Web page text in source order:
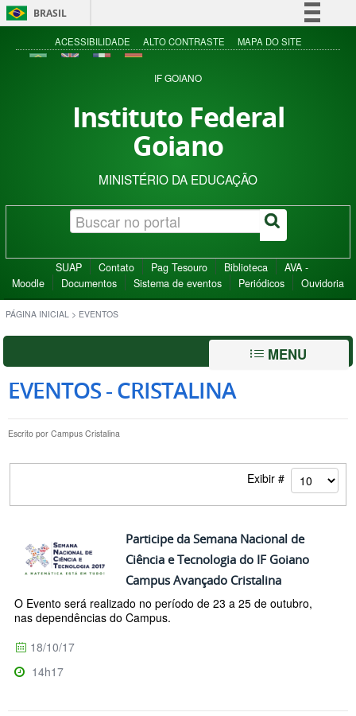
BRASIL
Simplifique!
Acesso à informação
ACESSIBILIDADE ALTO CONTRASTE MAPA DO SITE
IF GOIANO
Instituto Federal
Goiano
MINISTÉRIO DA EDUCAÇÃO
SUAP Contato Pag Tesouro Biblioteca
AVA -
Moodle
Documentos Sistema de eventos Periódicos Ouvidoria
PÁGINA INICIAL > EVENTOS
MENU
EVENTOS - CRISTALINA
Escrito por Campus Cristalina
Exibir #
Participe da Semana Nacional de
Ciência e Tecnologia do IF Goiano
Campus Avançado Cristalina
O Evento será realizado no período de 23 a 25 de outubro,
nas dependências do Campus.
18/10/17
14h17